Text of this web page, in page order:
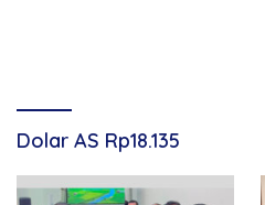
Dolar AS Rp18.135